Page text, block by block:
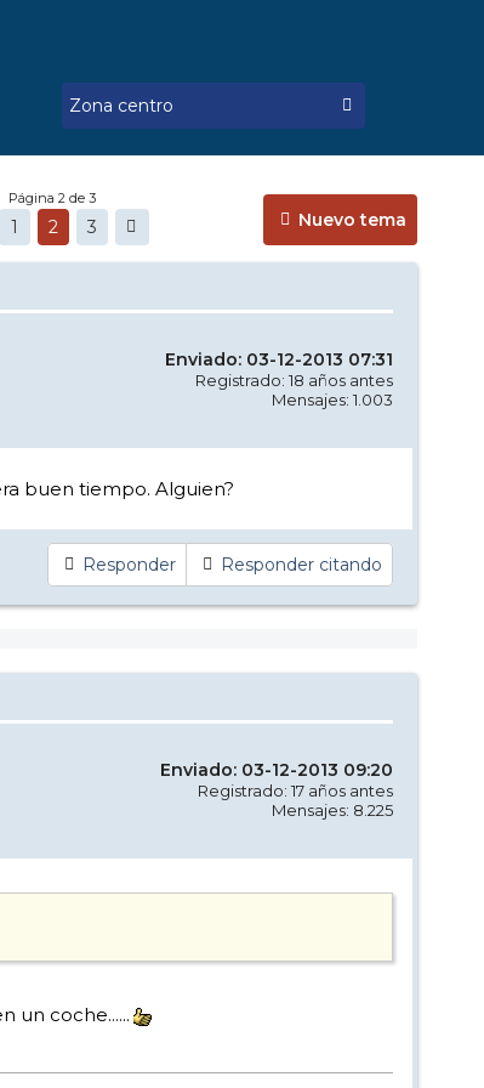
Nuevo tema
Página 2 de 3
1 2 3
Enviado: 03-12-2013 07:31
Registrado: 18 años antes
Mensajes: 1.003
buen tiempo. Alguien?
Responder Responder citando
Enviado: 03-12-2013 09:20
Registrado: 17 años antes
Mensajes: 8.225
un coche......